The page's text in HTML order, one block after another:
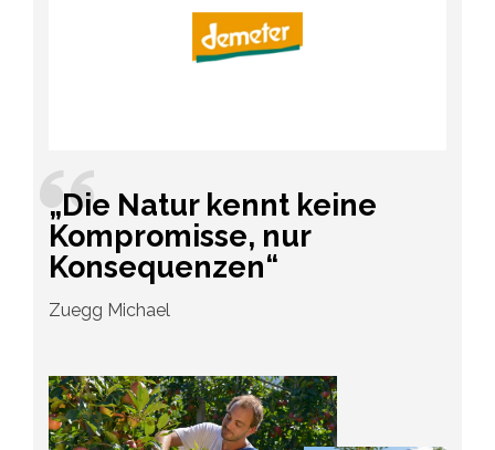
„Die Natur kennt keine
Kompromisse, nur
Konsequenzen“
Zuegg Michael